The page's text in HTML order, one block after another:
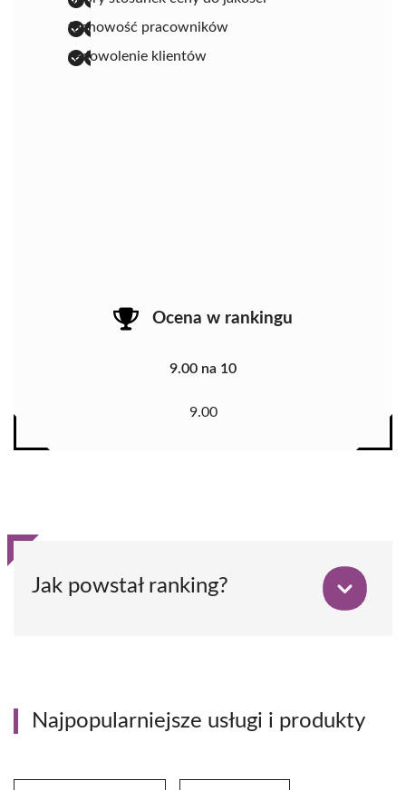
fachowość pracowników
zadowolenie klientów
Ocena w rankingu
9.00 na 10
9.00
Jak powstał ranking?
Najpopularniejsze usługi i produkty